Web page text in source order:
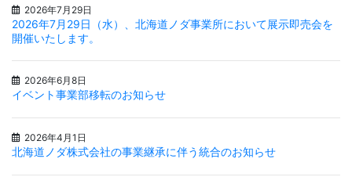
2026年7月29日
2026年7月29日（水）、北海道ノダ事業所において展示即売会を
開催いたします。
2026年6月8日
イベント事業部移転のお知らせ
2026年4月1日
北海道ノダ株式会社の事業継承に伴う統合のお知らせ